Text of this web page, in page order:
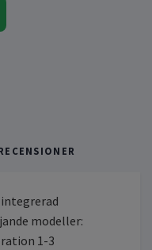
modeller:
1-3